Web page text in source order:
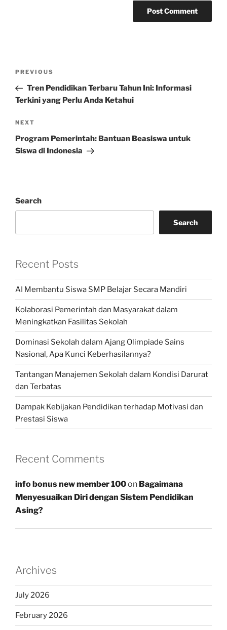
Previous
Post
PREVIOUS
Tren Pendidikan Terbaru Tahun Ini: Informasi
Terkini yang Perlu Anda Ketahui
Next
Post
NEXT
Program Pemerintah: Bantuan Beasiswa untuk
Siswa di Indonesia
Search
Search
Recent Posts
AI Membantu Siswa SMP Belajar Secara Mandiri
Kolaborasi Pemerintah dan Masyarakat dalam
Meningkatkan Fasilitas Sekolah
Dominasi Sekolah dalam Ajang Olimpiade Sains
Nasional, Apa Kunci Keberhasilannya?
Tantangan Manajemen Sekolah dalam Kondisi Darurat
dan Terbatas
Dampak Kebijakan Pendidikan terhadap Motivasi dan
Prestasi Siswa
Recent Comments
info bonus new member 100on Bagaimana
Menyesuaikan Diri dengan Sistem Pendidikan
Asing?
Archives
July 2026
February 2026